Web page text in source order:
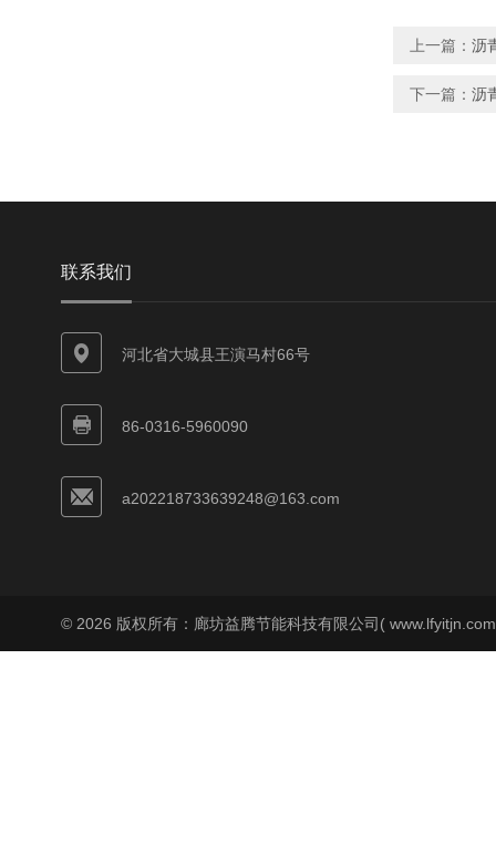
上一篇： 沥
下一篇： 沥
联系我们
河北省大城县王演马村66号
86-0316-5960090
a202218733639248@163.com
© 2026 版权所有：廊坊益腾节能科技有限公司(